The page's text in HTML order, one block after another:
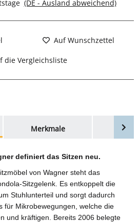
(DE - Ausland abweichend)
Auf Wunschzettel
die Vergleichsliste
Merkmale
definiert das Sitzen neu.
von Wagner steht das
Sitzgelenk. Es entkoppelt die
Stuhlunterteil und sorgt dadurch
für Mikrobewegungen, welche die
und kräftigen. Bereits 2006 belegte